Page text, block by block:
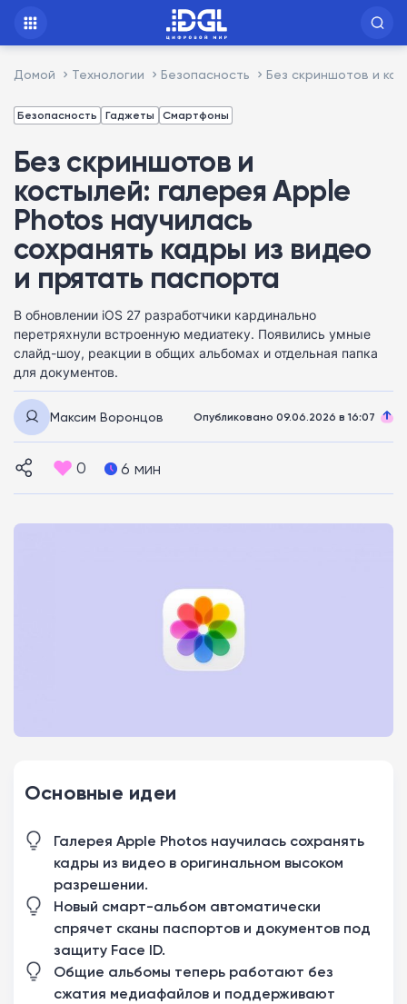
Домой Технологии Безопасность Без скриншотов и
Безопасность Гаджеты Смартфоны
Без скриншотов и
костылей: галерея Apple
Photos научилась
сохранять кадры из видео
и прятать паспорта
В обновлении iOS 27 разработчики кардинально
перетряхнули встроенную медиатеку. Появились умные
слайд-шоу, реакции в общих альбомах и отдельная папка
для документов.
Максим Воронцов Опубликовано 09.06.2026 в 16:07
0 6 мин
Основные идеи
Галерея Apple Photos научилась сохранять
кадры из видео в оригинальном высоком
разрешении.
Новый смарт-альбом автоматически
спрячет сканы паспортов и документов под
защиту Face ID.
Общие альбомы теперь работают без
сжатия медиафайлов и поддерживают